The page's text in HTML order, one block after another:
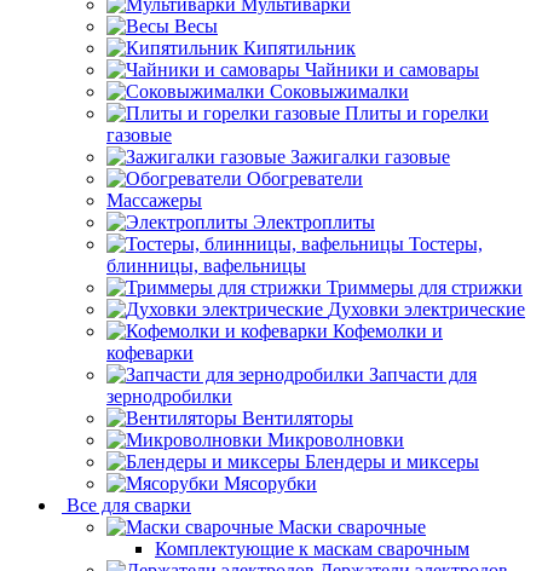
Мультиварки
Весы
Кипятильник
Чайники и самовары
Соковыжималки
Плиты и горелки
газовые
Зажигалки газовые
Обогреватели
Массажеры
Электроплиты
Тостеры,
блинницы, вафельницы
Триммеры для стрижки
Духовки электрические
Кофемолки и
кофеварки
Запчасти для
зернодробилки
Вентиляторы
Микроволновки
Блендеры и миксеры
Мясорубки
Все для сварки
Маски сварочные
Комплектующие к маскам сварочным